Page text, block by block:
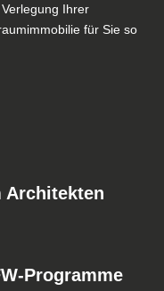
Ihrer
für Sie so
Architekten
Programme